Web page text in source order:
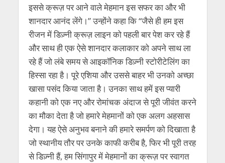
इससे क्रूज़ पर आने वाले मेहमान इस सफर का और भी
शानदार आनंद लेंगे।” उन्होंने कहा कि “जैसे ही हम इस
रीजन में डिज़्नी क्रूज़ लाइन को पहली बार पेश कर रहे हैं
और साथ ही एक ऐसे शानदार कलाकार को अपने साथ ला
रहे हैं जो लंबे समय से आइकॉनिक डिज़्नी स्टोरीटेलिंग का
हिस्सा रहा है। पूरे एशिया और उससे बाहर भी उनको अच्छा
खासा पसंद किया जाता है। उनका साथ हमें इस प्यारी
कहानी को एक नए और रोमांचक अंदाज से पूरी जीवंत करने
का मौका देता है जो हमारे मेहमानों को एक अलग अहसास
देगा। यह ऐसे अनुभव बनाने की हमारे समर्पण को दिखाता है
जो स्थानीय तौर पर उनके काफी करीब है, फिर भी पूरी तरह
से डिज़्नी हैं, हम सिंगापुर में मेहमानों का क्रूज़ पर स्वागत